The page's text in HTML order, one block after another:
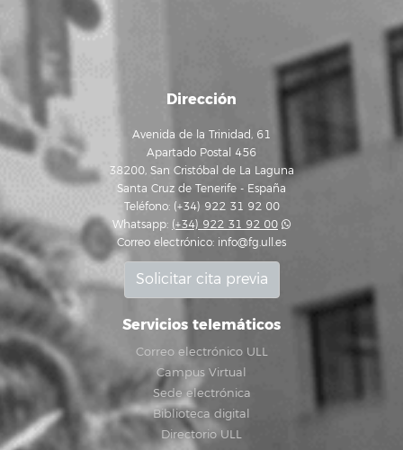
Dirección
Avenida de la Trinidad, 61
Apartado Postal 456
38200, San Cristóbal de La Laguna
Santa Cruz de Tenerife - España
Teléfono: (+34) 922 31 92 00
Whatsapp: (+34) 922 31 92 00
Correo electrónico: info@fg.ull.es
Solicitar cita previa
Servicios telemáticos
Correo electrónico ULL
Campus Virtual
Sede electrónica
Biblioteca digital
Directorio ULL